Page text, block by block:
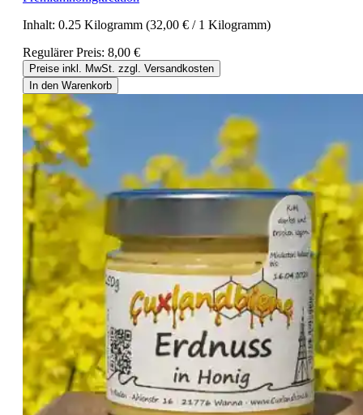
Inhalt: 0.25 Kilogramm (32,00 € / 1 Kilogramm)
Regulärer Preis: 8,00 €
Preise inkl. MwSt. zzgl. Versandkosten
In den Warenkorb